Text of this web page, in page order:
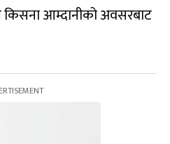
आम्दानीको अवसरबाट